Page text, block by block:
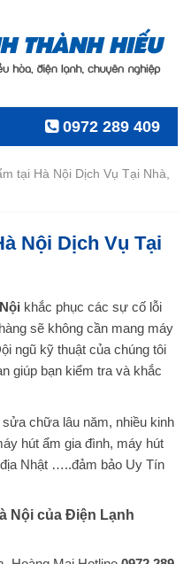
0972 289 409
tại Hà Nội Dịch Vụ Tại Nhà,
Nội Dịch Vụ Tại
khắc phục các sự cố lỗi
sẽ không cần mang máy
ngũ kỹ thuật của chúng tôi
giúp bạn kiểm tra và khắc
chữa lâu năm, nhiều kinh
hút ẩm gia đình, máy hút
Nhật …..đảm bảo Uy Tín
Nội của Điện Lạnh